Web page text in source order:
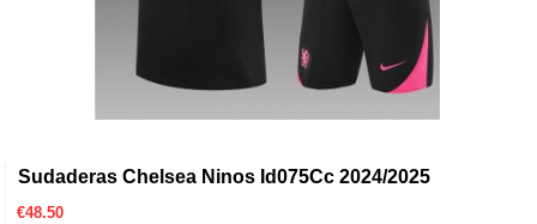
Sudaderas Chelsea Ninos Id075Cc 2024/2025
€48.50